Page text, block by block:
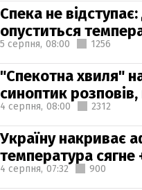
Спека не
опуститься
5 серпня, 08:00 1256
"Спекотна хвиля"
синоптик
4 серпня, 08:00 2312
Україну накриває
температура сягне
4 серпня, 07:32 900